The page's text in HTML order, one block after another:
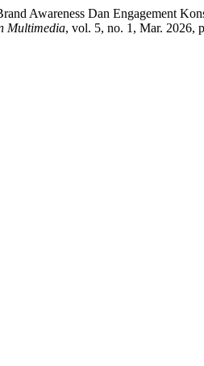
Awareness Dan Engagement
Multimedia, vol. 5, no. 1, Mar. 2026,